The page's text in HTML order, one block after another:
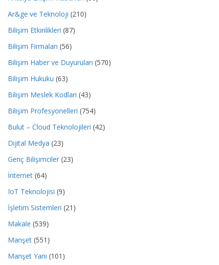
Ar&ge ve Teknoloji (210)
Bilişim Etkinlikleri (87)
Bilişim Firmaları (56)
Bilişim Haber ve Duyuruları (570)
Bilişim Hukuku (63)
Bilişim Meslek Kodları (43)
Bilişim Profesyonelleri (754)
Bulut – Cloud Teknolojileri (42)
Dijital Medya (23)
Genç Bilişimciler (23)
İnternet (64)
IoT Teknolojisi (9)
İşletim Sistemleri (21)
Makale (539)
Manşet (551)
Manşet Yanı (101)